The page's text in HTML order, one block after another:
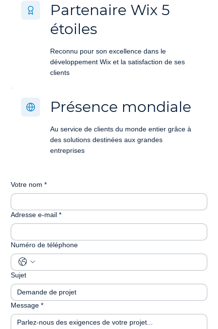
Votre nom *
Adresse e-mail *
Numéro de téléphone
Sujet
Message *
Reconnu pour son excellence dans le
développement Wix et la satisfaction de ses
clients
Partenaire Wix 5
étoiles
Au service de clients du monde entier grâce à
des solutions destinées aux grandes
entreprises
Présence mondiale